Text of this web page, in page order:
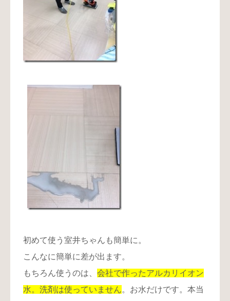
初めて使う室井ちゃんも簡単に。
こんなに簡単に差が出ます。
もちろん使うのは、 会社で作ったアルカリイオン
水。洗剤は使っていません。お水だけです。本当